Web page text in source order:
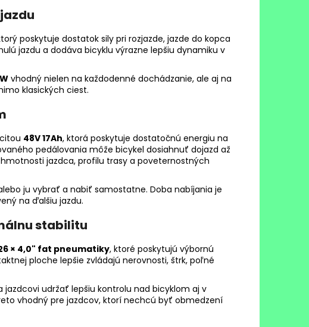
poskytuje dostatok sily pri rozjazde, jazde do kopca
jazdu a dodáva bicyklu výrazne lepšiu dynamiku v
vhodný nielen na každodenné dochádzanie, ale aj na
klasických ciest.
48V 17Ah, ktorá poskytuje dostatočnú energiu na
pedálovania môže bicykel dosiahnuť dojazd až
jazdca, profilu trasy a poveternostných
ju vybrať a nabiť samostatne. Doba nabíjania je
na ďalšiu jazdu.
stabilitu
× 4,0" fat pneumatiky, ktoré poskytujú výbornú
ploche lepšie zvládajú nerovnosti, štrk, poľné
udržať lepšiu kontrolu nad bicyklom aj v
vhodný pre jazdcov, ktorí nechcú byť obmedzení